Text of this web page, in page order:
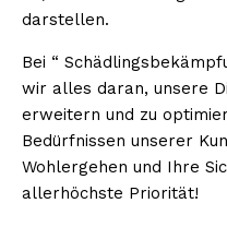
darstellen.
Bei “
wir alles daran, unsere
erweitern und zu
Bedürfnissen unserer
Wohlergehen und Ihre
allerhöchste Priorität!